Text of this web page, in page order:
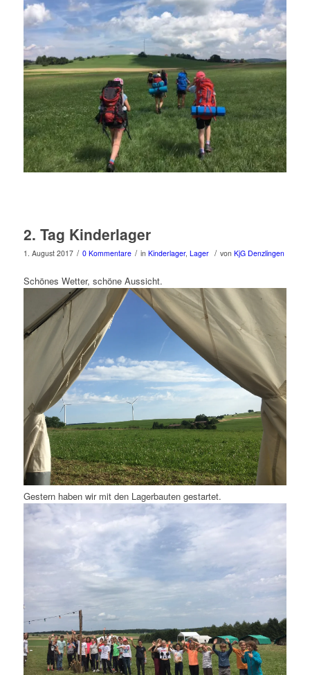
2. Tag Kinderlager
1. August 2017 / 0 Kommentare / in Kinderlager, Lager / von KjG Denzlingen
Schönes Wetter, schöne Aussicht.
Gestern haben wir mit den Lagerbauten gestartet.